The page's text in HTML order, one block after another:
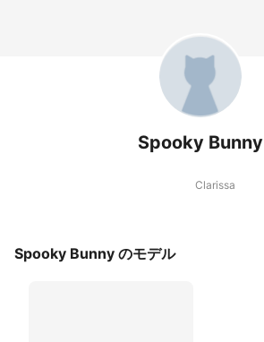
Spooky Bunny
Clarissa
Spooky Bunny のモデル